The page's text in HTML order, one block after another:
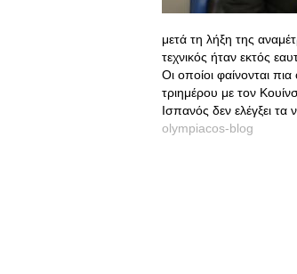
μετά τη λήξη της
τεχνικός ήταν εκτός
Οι οποίοι φαίνονται
τριημέρου με τον
Ισπανός δεν ελέγξει
olympiacos-blog